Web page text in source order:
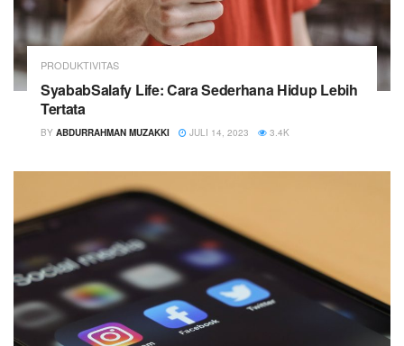
PRODUKTIVITAS
SyababSalafy Life: Cara Sederhana Hidup Lebih
Tertata
BY ABDURRAHMAN MUZAKKI JULI 14, 2023 3.4K